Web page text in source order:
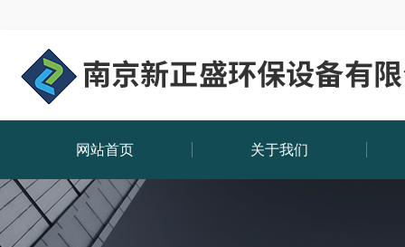
网站首页 关于我们